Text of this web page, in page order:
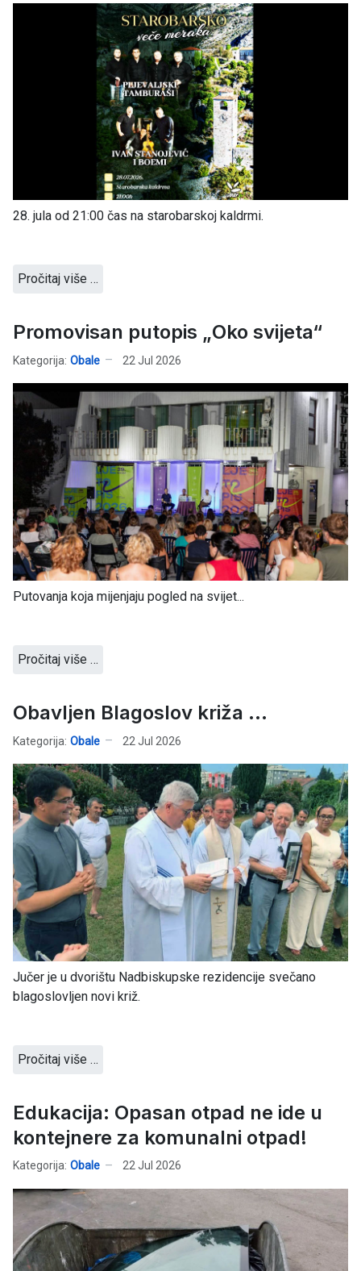
28. jula od 21:00 čas na starobarskoj kaldrmi.
Pročitaj više …
Promovisan putopis „Oko svijeta“
Kategorija: Obale 22 Jul 2026
Putovanja koja mijenjaju pogled na svijet...
Pročitaj više …
Obavljen Blagoslov križa ...
Kategorija: Obale 22 Jul 2026
Jučer je u dvorištu Nadbiskupske rezidencije svečano
blagoslovljen novi križ.
Pročitaj više …
Edukacija: Opasan otpad ne ide u
kontejnere za komunalni otpad!
Kategorija: Obale 22 Jul 2026